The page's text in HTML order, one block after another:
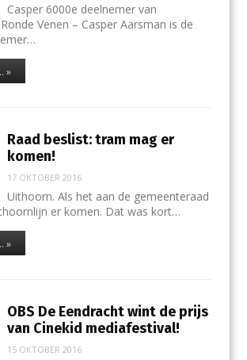
Casper 6000e deelnemer van
Venen – Casper Aarsman is de
»
Raad beslist: tram mag er
komen!
17 OKTOBER 2016
Uithoorn. Als het aan de gemeenteraad
er komen. Dat was kort…
»
OBS De Eendracht wint de prijs
van Cinekid mediafestival!
15 OKTOBER 2016